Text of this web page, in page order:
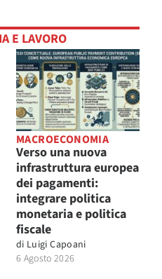
E LAVORO
MACROECONOMIA
Verso una nuova
infrastruttura europea
dei pagamenti:
integrare politica
monetaria e politica
fiscale
di Luigi Capoani
6 Agosto 2026